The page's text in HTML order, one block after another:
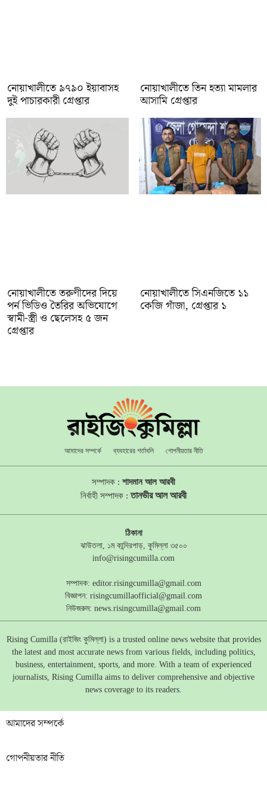
নোয়াখালীতে ৯৭৯০ ইয়াবাসহ
দুই পাচারকারী গ্রেপ্তার
নোয়াখালীতে তিন হত্যা মামলার
আসামি গ্রেপ্তার
নোয়াখালীতে তরুণীদের দিয়ে
পর্ন ভিডিও তৈরির অভিযোগে
স্বামী-স্ত্রী ও ছেলেসহ ৫ জন
গ্রেপ্তার
নোয়াখালীতে সিএনজিতে ১১
কেজি গাঁজা, গ্রেপ্তার ১
আমাদের সম্পর্কে ব্যবহারের শর্তাবলি গোপনীয়তার নীতি
সম্পাদক : শাদমান আল আরবী
নির্বাহী সম্পাদক :তানভীর আল আরবী
ঠিকানা
ঝাউতলা, ১ম কান্দিরপাড়, কুমিল্লা ৩৫০০
info@risingcumilla.com
সম্পাদক: editor.risingcumilla@gmail.com
বিজ্ঞাপন: risingcumillaofficial@gmail.com
নিউজরুম: news.risingcumilla@gmail.com
Rising Cumilla (রাইজিং কুমিল্লা) is a trusted online news website that provides
the latest and most accurate news from various fields, including politics,
business, entertainment, sports, and more. With a team of experienced
journalists, Rising Cumilla aims to deliver comprehensive and objective
news coverage to its readers.
আমাদের সম্পর্কে
গোপনীয়তার নীতি